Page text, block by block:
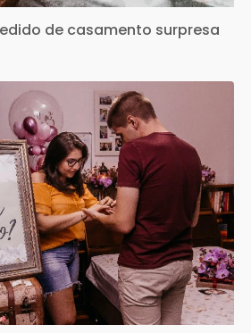
de casamento surpresa